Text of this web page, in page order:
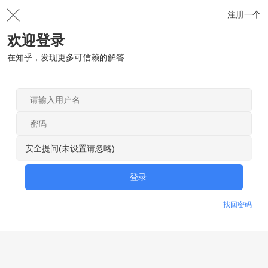
注册一个
欢迎登录
在知乎，发现更多可信赖的解答
安全提问(未设置请忽略)
登录
找回密码